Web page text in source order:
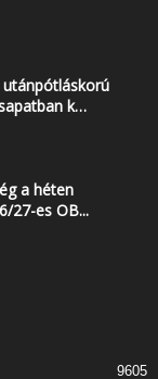
utánpótláskorú
k…
a héten
27-es OB...
9605